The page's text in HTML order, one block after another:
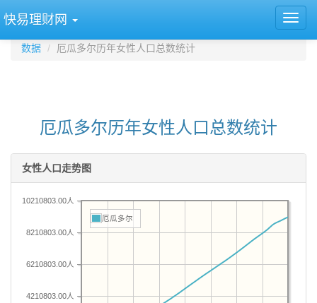
快易理财网
数据 厄瓜多尔历年女性人口总数统计
厄瓜多尔历年女性人口总数统计
女性人口走势图
4210803.00人
6210803.00人
8210803.00人
10210803.00人
厄瓜多尔